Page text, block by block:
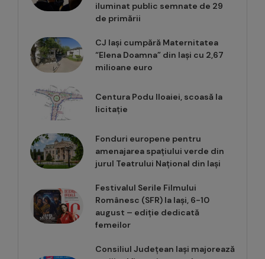
iluminat public semnate de 29
de primării
CJ Iași cumpără Maternitatea
“Elena Doamna” din Iași cu 2,67
milioane euro
Centura Podu Iloaiei, scoasă la
licitație
Fonduri europene pentru
amenajarea spațiului verde din
jurul Teatrului Național din Iași
Festivalul Serile Filmului
Românesc (SFR) la Iași, 6-10
august – ediție dedicată
femeilor
Consiliul Județean Iași majorează